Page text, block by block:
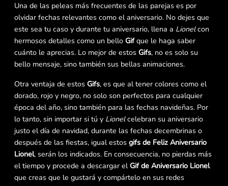
Una de las peleas más frecuentes de las parejas es por
olvidar fechas relevantes como el aniversario. No dejes que
este sea tu caso y durante tu aniversario, llena a Lionelcon
hermosos detalles como un bello Gifque le haga saber
cuánto le aprecias. Lo mejor de estos Gifs, no es solo su
bello mensaje, sino también sus bellas animaciones.
Otra ventaja de estos Gifs, es que al tener colores como el
dorado, rojo y negro, no solo son perfectos para cualquier
época del año, sino también para las fechas navideñas. Por
lo tanto, sin importar si tú y Lionelcelebran su aniversario
justo el día de navidad, durante las fechas decembrinas o
después de las fiestas, igual estos gifs de Feliz Aniversario
Lionel, serán los indicados. En consecuencia, no pierdas más
el tiempo y procede a descargar elGif de Aniversario Lionel
que creas que le gustará y compártelo en sus redes